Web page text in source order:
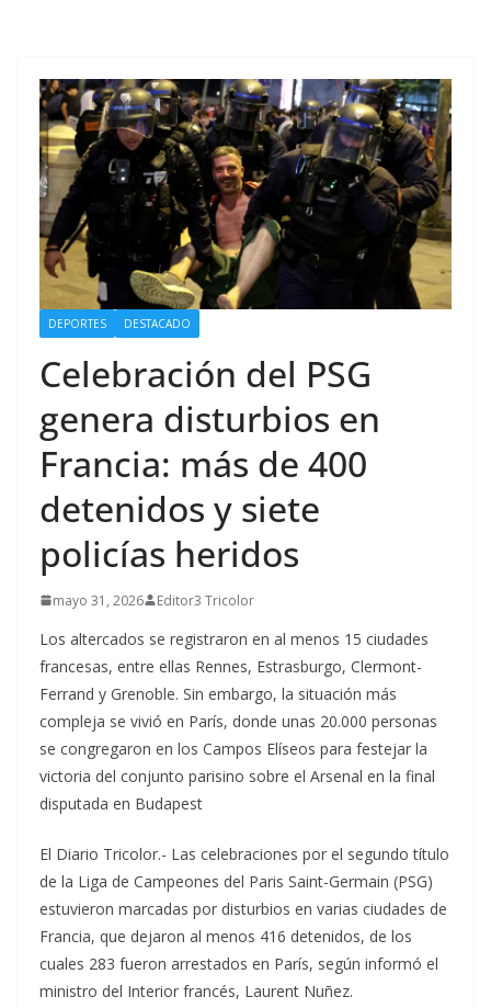
DEPORTES DESTACADO
Celebración del PSG
genera disturbios en
Francia: más de 400
detenidos y siete
policías heridos
mayo 31, 2026 Editor3 Tricolor
Los altercados se registraron en al menos 15 ciudades
francesas, entre ellas Rennes, Estrasburgo, Clermont-
Ferrand y Grenoble. Sin embargo, la situación más
compleja se vivió en París, donde unas 20.000 personas
se congregaron en los Campos Elíseos para festejar la
victoria del conjunto parisino sobre el Arsenal en la final
disputada en Budapest
El Diario Tricolor.- Las celebraciones por el segundo título
de la Liga de Campeones del Paris Saint-Germain (PSG)
estuvieron marcadas por disturbios en varias ciudades de
Francia, que dejaron al menos 416 detenidos, de los
cuales 283 fueron arrestados en París, según informó el
ministro del Interior francés, Laurent Nuñez.